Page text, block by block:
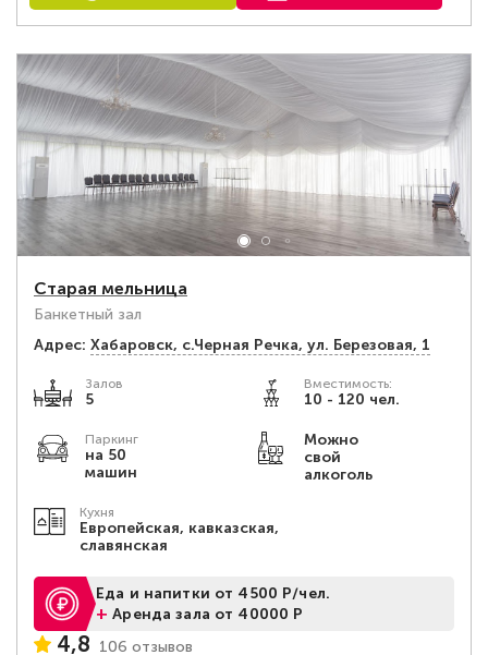
Старая мельница
Банкетный зал
Адрес: Хабаровск, с.Черная Речка, ул. Березовая, 1
Залов
5
Вместимость:
10 - 120 чел.
Паркинг
на 50
машин
Можно
свой
алкоголь
Кухня
Европейская, кавказская,
славянская
Еда и напитки от 4500 Р/чел.
+Аренда зала от 40000 Р
4,8 106 отзывов